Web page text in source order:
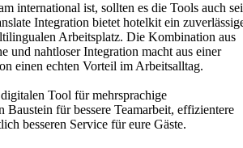
international ist, sollten es die Tools auch
Integration bietet hotelkit ein
Arbeitsplatz. Die Kombination aus
und nahtloser Integration macht aus einer
einen echten Vorteil im Arbeitsalltag.
Tool für mehrsprachige
für bessere Teamarbeit, effizientere
besseren Service für eure Gäste.